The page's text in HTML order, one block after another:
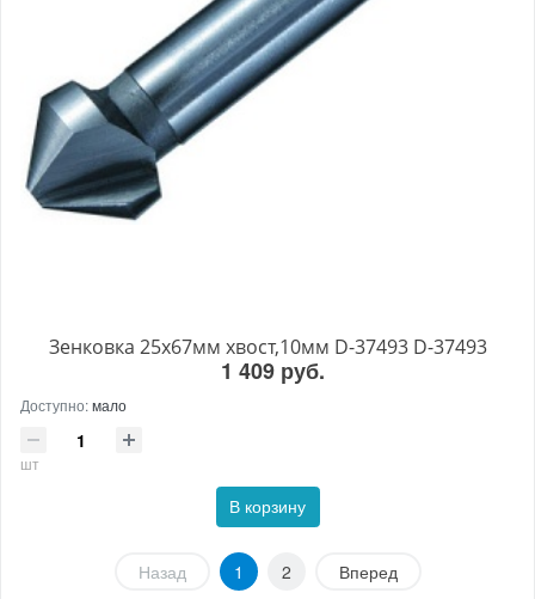
Зенковка 25х67мм хвост,10мм D-37493 D-37493
1 409 руб.
Доступно:мало
шт
В корзину
Назад 1 2 Вперед